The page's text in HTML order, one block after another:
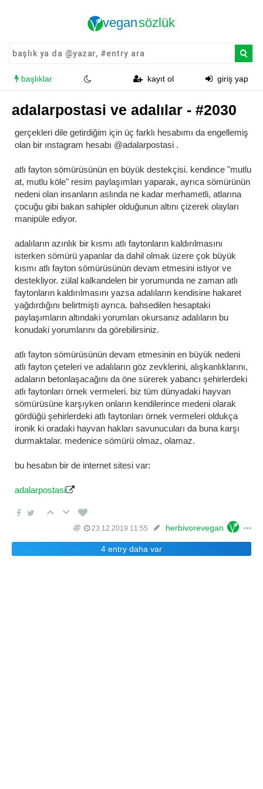
başlıklar kayıt ol giriş yap
adalarpostasi ve adalılar - #2030
gerçekleri dile getirdiğim için üç farklı hesabımı da engellemiş
olan bir ınstagram hesabı @adalarpostasi .
atlı fayton sömürüsünün en büyük destekçisi. kendince "mutlu
at, mutlu köle" resim paylaşımları yaparak, ayrıca sömürünün
nedeni olan insanların aslında ne kadar merhametli, atlarına
çocuğu gibi bakan sahipler olduğunun altını çizerek olayları
manipüle ediyor.
adalıların azınlık bir kısmı atlı faytonların kaldırılmasını
isterken sömürü yapanlar da dahil olmak üzere çok büyük
kısmı atlı fayton sömürüsünün devam etmesini istiyor ve
destekliyor. zülal kalkandelen bir yorumunda ne zaman atlı
faytonların kaldırılmasını yazsa adalıların kendisine hakaret
yağdırdığını belirtmişti ayrıca. bahsedilen hesaptaki
paylaşımların altındaki yorumları okursanız adalıların bu
konudaki yorumlarını da görebilirsiniz.
atlı fayton sömürüsünün devam etmesinin en büyük nedeni
atlı fayton çeteleri ve adalıların göz zevklerini, alışkanlıklarını,
adaların betonlaşacağını da öne sürerek yabancı şehirlerdeki
atlı faytonları örnek vermeleri. biz tüm dünyadaki hayvan
sömürüsüne karşıyken onların kendilerince medeni olarak
gördüğü şehirlerdeki atlı faytonları örnek vermeleri oldukça
ironik ki oradaki hayvan hakları savunucuları da buna karşı
durmaktalar. medenice sömürü olmaz, olamaz.
bu hesabın bir de internet sitesi var:
adalarpostasi
23.12.2019 11:55 herbivorevegan
4 entry daha var